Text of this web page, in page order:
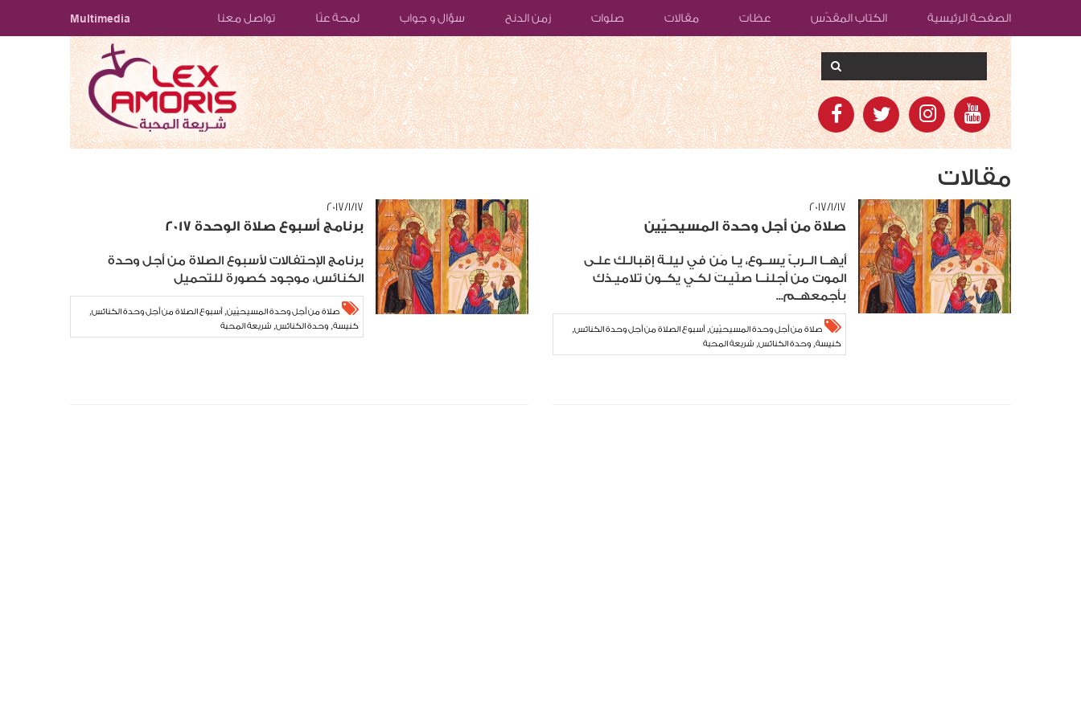
الصفحة الرئيسية الكتاب المقدّس عظات مقالات صلوات زمن الدنح سؤال و جواب لمحة عنّا تواصل معنا Multimedia
مقالات
١٧‏/١‏/٢٠١٧
صلاة من أجل وحدة المسيحيّين
أيهــا الــربّ يســوع، يـا مَن في ليلـة إقبالـك علـى
الموت من أجلنــا صلّيـتَ لكـي يكــون تلاميـذك
بأجمعهــم...
صلاة من أجل وحدة المسيحيّين,أسبوع الصلاة من أجل وحدة الكنائس,
كنيسة, وحدة الكنائس, شريعة المحبة
١٧‏/١‏/٢٠١٧
برنامج أسبوع صلاة الوحدة 2017
برنامج الإحتفالات لأسبوع الصلاة من أجل وحدة
الكنائس، موجود كصورة للتحميل
صلاة من أجل وحدة المسيحيّين,أسبوع الصلاة من أجل وحدة الكنائس,
كنيسة, وحدة الكنائس, شريعة المحبة